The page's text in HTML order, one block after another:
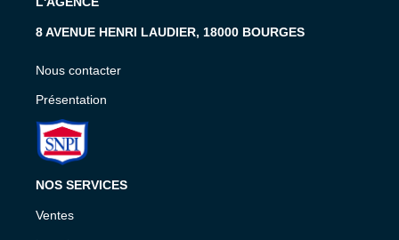
8 AVENUE HENRI LAUDIER, 18000 BOURGES
Nous contacter
Présentation
NOS SERVICES
Ventes